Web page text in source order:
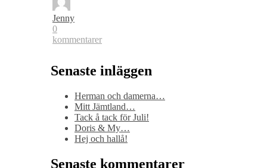
Jenny
0
kommentarer
Senaste inläggen
Herman och damerna…
Mitt Jämtland…
Tack å tack för Juli!
Doris & My…
Hej och hallå!
Senaste kommentarer